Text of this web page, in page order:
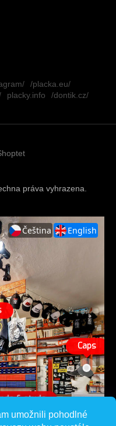
umožnili pohodlné
/placka.eu/
placky.info /dontik.cz/
práva vyhrazena.